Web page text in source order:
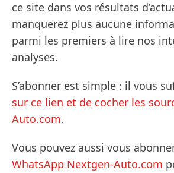
ce site dans vos résultats
manquerez plus aucune
parmi les premiers à lire nos
analyses.
S’abonner est simple : il vous
sur ce lien et de cocher les
Auto.com.
Vous pouvez aussi vous
WhatsApp Nextgen-Auto.com